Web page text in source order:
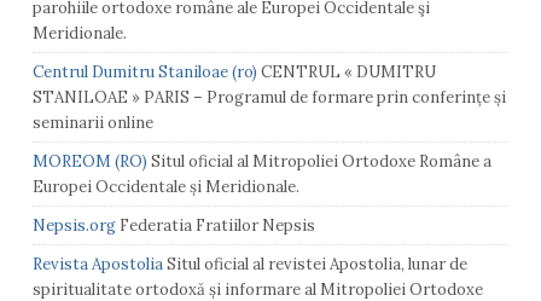
parohiile ortodoxe române ale Europei Occidentale şi
Meridionale.
Centrul Dumitru Staniloae (ro)
STANILOAE » PARIS – Programul de formare prin conferințe și
seminarii online
MOREOM (RO) Situl oficial al Mitropoliei Ortodoxe Române a
Europei Occidentale și Meridionale.
Nepsis.orgFederatia Fratiilor Nepsis
Revista ApostoliaSitul oficial al revistei Apostolia, lunar de
spiritualitate ortodoxă și informare al Mitropoliei Ortodoxe